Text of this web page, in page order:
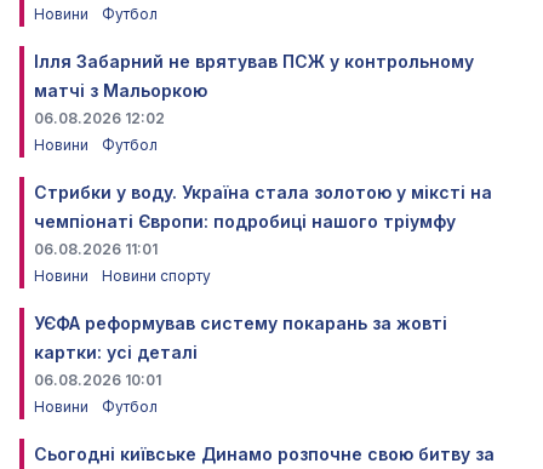
Новини Футбол
Ілля Забарний не врятував ПСЖ у контрольному
матчі з Мальоркою
06.08.2026 12:02
Новини
Футбол
Стрибки у воду. Україна стала золотою у міксті на
чемпіонаті Європи: подробиці нашого тріумфу
06.08.2026 11:01
Новини
Новини спорту
УЄФА реформував систему покарань за жовті
картки: усі деталі
06.08.2026 10:01
Новини
Футбол
Сьогодні київське Динамо розпочне свою битву за